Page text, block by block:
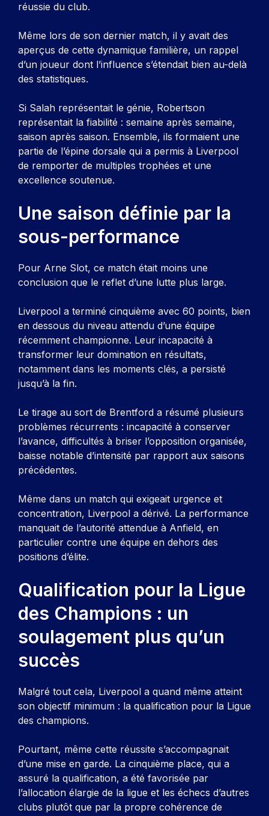
réussie du club.
Même lors de son dernier match, il y avait des
aperçus de cette dynamique familière, un rappel
d’un joueur dont l’influence s’étendait bien au-delà
des statistiques.
Si Salah représentait le génie, Robertson
représentait la fiabilité : semaine après semaine,
saison après saison. Ensemble, ils formaient une
partie de l’épine dorsale qui a permis à Liverpool
de remporter de multiples trophées et une
excellence soutenue.
Une saison définie par la
sous-performance
Pour Arne Slot, ce match était moins une
conclusion que le reflet d’une lutte plus large.
Liverpool a terminé cinquième avec 60 points, bien
en dessous du niveau attendu d’une équipe
récemment championne. Leur incapacité à
transformer leur domination en résultats,
notamment dans les moments clés, a persisté
jusqu’à la fin.
Le tirage au sort de Brentford a résumé plusieurs
problèmes récurrents : incapacité à conserver
l’avance, difficultés à briser l’opposition organisée,
baisse notable d’intensité par rapport aux saisons
précédentes.
Même dans un match qui exigeait urgence et
concentration, Liverpool a dérivé. La performance
manquait de l’autorité attendue à Anfield, en
particulier contre une équipe en dehors des
positions d’élite.
Qualification pour la Ligue
des Champions : un
soulagement plus qu’un
succès
Malgré tout cela, Liverpool a quand même atteint
son objectif minimum : la qualification pour la Ligue
des champions.
Pourtant, même cette réussite s’accompagnait
d’une mise en garde. La cinquième place, qui a
assuré la qualification, a été favorisée par
l’allocation élargie de la ligue et les échecs d’autres
clubs plutôt que par la propre cohérence de